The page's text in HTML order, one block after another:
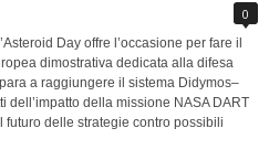
0
Day offre l’occasione per fare il
dimostrativa dedicata alla difesa
a raggiungere il sistema Didymos–
dell’impatto della missione NASA DART
delle strategie contro possibili